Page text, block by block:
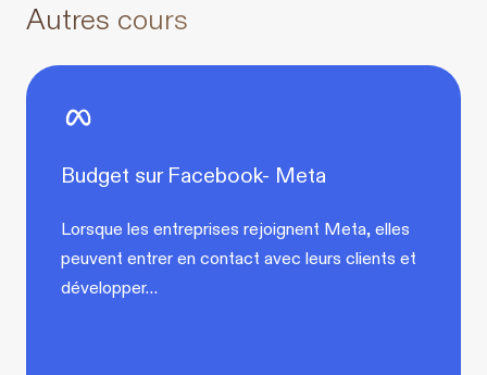
Autres cours
Budget sur Facebook- Meta
Lorsque les entreprises rejoignent Meta, elles
peuvent entrer en contact avec leurs clients et
développer…